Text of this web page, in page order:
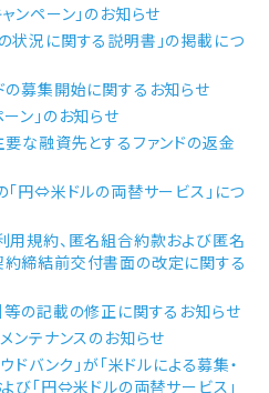
ンペーン」のお知らせ
状況に関する説明書」の掲載につ
の募集開始に関するお知らせ
ン」のお知らせ
な融資先とするファンドの返金
「円⇔米ドルの両替サービス」につ
用規約、匿名組合約款および匿名
締結前交付書面の改定に関する
等の記載の修正に関するお知らせ
メンテナンスのお知らせ
ドバンク」が「米ドルによる募集・
よび「円⇔米ドルの両替サービス」